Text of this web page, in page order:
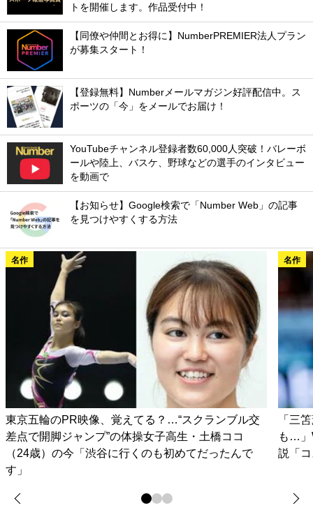
トを開催します。作品受付中！
【同僚や仲間とお得に】NumberPREMIER法人プラン
が募集スタート！
【登録無料】Numberメールマガジン好評配信中。ス
ポーツの「今」をメールでお届け！
YouTubeチャンネル登録者数60,000人突破！バレーボ
ールや陸上、バスケ、野球などの選手のインタビュー
を動画で
【お知らせ】Google検索で「Number Web」の記事
を見つけやすくする方法
名作
東京五輪のPR映像、覚えてる？…“スクランブル交
差点で開脚ジャンプ”の体操女子高生・土橋ココ
（24歳）の今「渋谷に行くのも初めてだったんで
す」
名作
「三
も…」
説「